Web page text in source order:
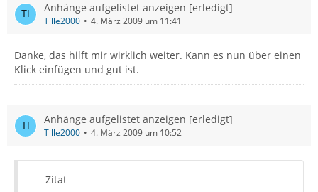
Anhänge aufgelistet anzeigen [erledigt]
Tille2000 4. März 2009 um 11:41
Danke, das hilft mir wirklich weiter. Kann es nun über einen
Klick einfügen und gut ist.
Anhänge aufgelistet anzeigen [erledigt]
Tille2000 4. März 2009 um 10:52
Zitat